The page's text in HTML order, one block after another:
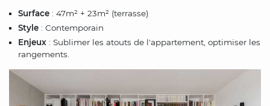
Surface : 47m² + 23m² (terrasse)
Style : Contemporain
Enjeux : Sublimer les atouts de l'appartement, optimiser les
rangements.